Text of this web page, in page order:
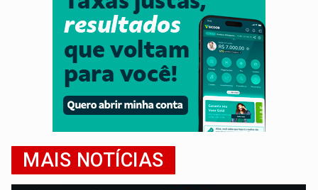
MAIS NOTÍCIAS